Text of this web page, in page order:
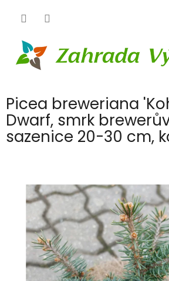
Picea breweriana
Dwarf, smrk
sazenice 20-30 cm,